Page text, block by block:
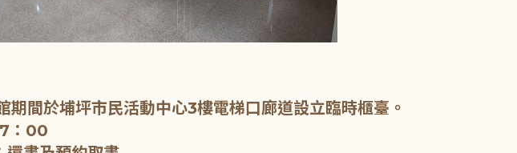
間於埔坪市民活動中心3樓電梯口廊道設立臨時櫃臺。
：00